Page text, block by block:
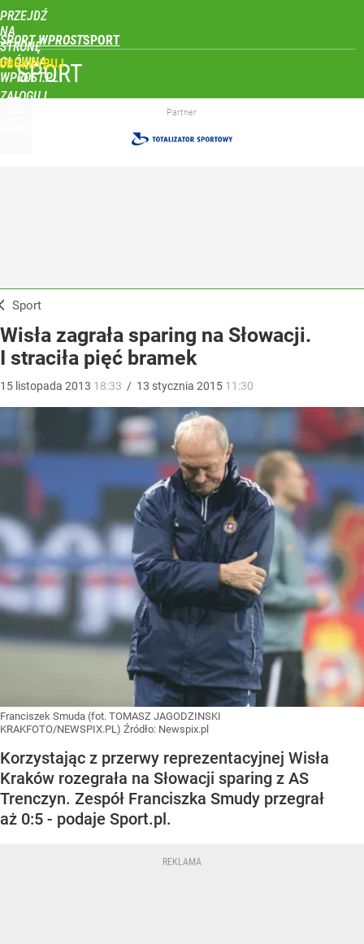
PRZEJDŹ
NA
STRONĘ
GŁÓWNĄ
WPROST.PL
SPORT WPROST
ZALOGUJ
SPORT
Partner
Sport
Wisła zagrała sparing na Słowacji.
I straciła pięć bramek
15 listopada 2013 18:33 / 13 stycznia 2015 11:30
Franciszek Smuda (fot. TOMASZ JAGODZINSKI
KRAKFOTO/NEWSPIX.PL) Źródło: Newspix.pl
Korzystając z przerwy reprezentacyjnej Wisła
Kraków rozegrała na Słowacji sparing z AS
Trenczyn. Zespół Franciszka Smudy przegrał
aż 0:5 - podaje Sport.pl.